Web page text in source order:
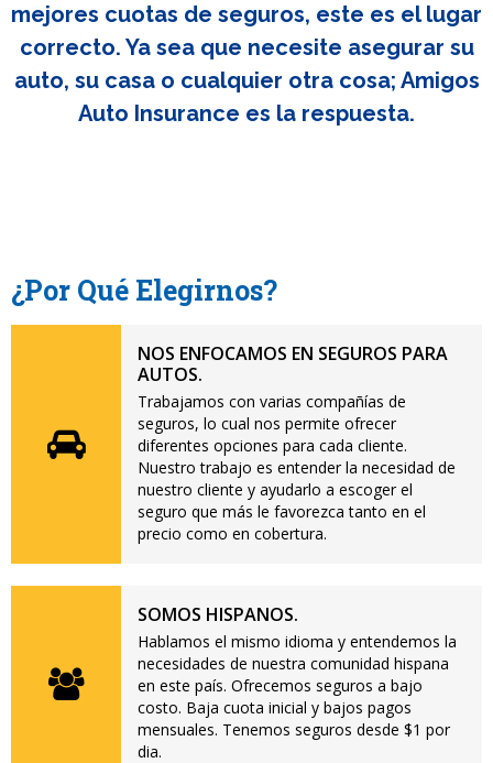
mejores cuotas de seguros, este es el lugar
correcto. Ya sea que necesite asegurar su
auto, su casa o cualquier otra cosa; Amigos
Auto Insurance es la respuesta.
¿Por Qué Elegirnos?
NOS ENFOCAMOS EN SEGUROS PARA
AUTOS.
Trabajamos con varias compañías de
seguros, lo cual nos permite ofrecer
diferentes opciones para cada cliente.
Nuestro trabajo es entender la necesidad de
nuestro cliente y ayudarlo a escoger el
seguro que más le favorezca tanto en el
precio como en cobertura.
SOMOS HISPANOS.
Hablamos el mismo idioma y entendemos la
necesidades de nuestra comunidad hispana
en este país. Ofrecemos seguros a bajo
costo. Baja cuota inicial y bajos pagos
mensuales. Tenemos seguros desde $1 por
dia.